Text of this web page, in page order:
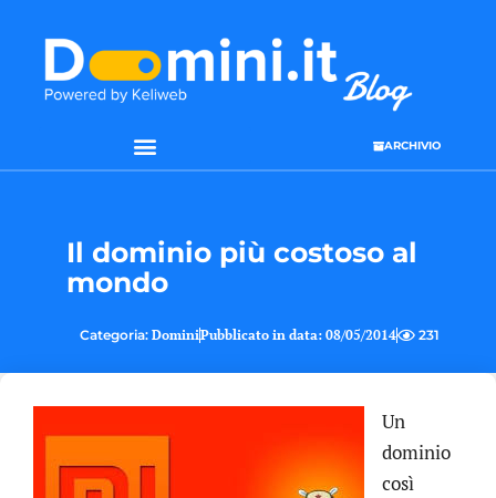
ARCHIVIO
Il dominio più costoso al
mondo
Categoria: DominiPubblicato in data: 08/05/2014 231
Un
dominio
così